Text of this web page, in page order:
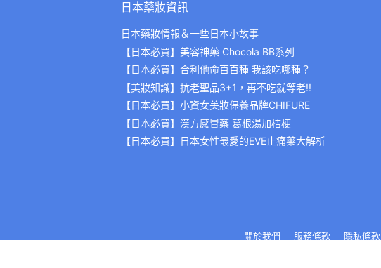
日本藥妝資訊
日本藥妝情報＆一些日本小故事
【日本必買】美容神藥 Chocola BB系列
【日本必買】合利他命百百種 我該吃哪種？
【美妝知識】抗老聖品3+1，再不吃就等老!!
【日本必買】小資女美妝保養品牌CHIFURE
【日本必買】漢方感冒藥 葛根湯加桔梗
【日本必買】日本女性最愛的EVE止痛藥大解析
關於我們 服務條款 隱私條款